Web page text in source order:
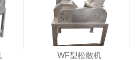
WF型松散机